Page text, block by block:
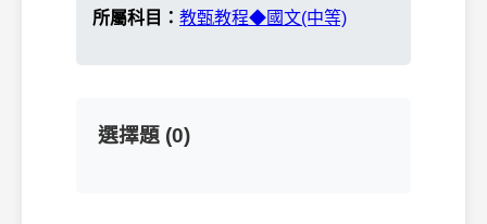
所屬科目： 教甄教程◆國文(中等)
選擇題 (0)